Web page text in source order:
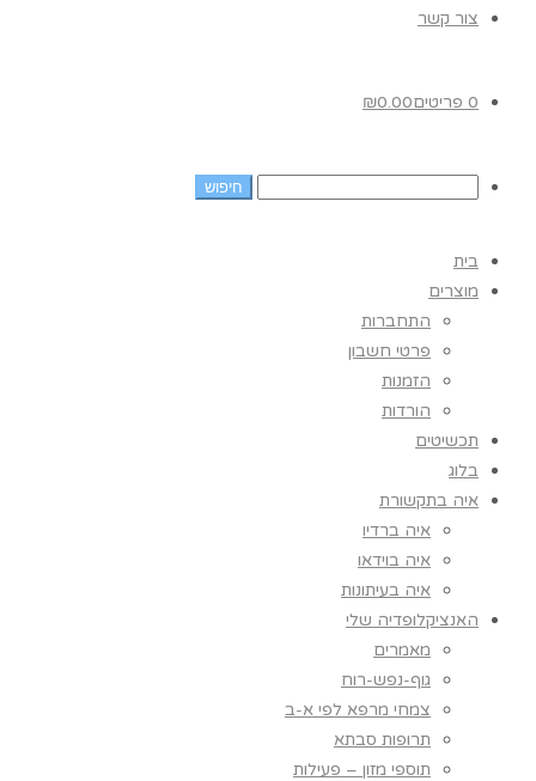
צור קשר
0 פריטים ₪0.00
בית
מוצרים
התחברות
פרטי חשבון
הזמנות
הורדות
תכשיטים
בלוג
איה בתקשורת
איה ברדיו
איה בוידאו
איה בעיתונות
האנציקלופדיה שלי
מאמרים
גוף-נפש-רוח
צמחי מרפא לפי א-ב
תרופות סבתא
תוספי מזון – פעילות